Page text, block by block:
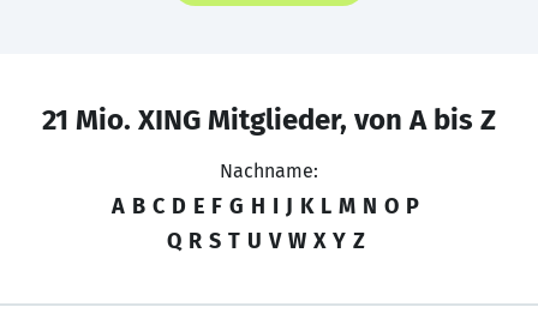
21 Mio. XING Mitglieder, von A bis Z
Nachname:
A B C D E F G H I J K L M N O P
Q R S T U V W X Y Z